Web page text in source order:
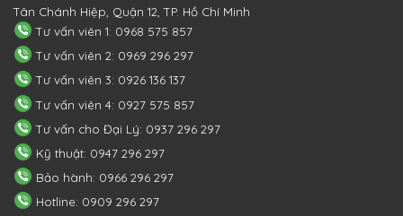
Tân Chánh Hiệp, Quận 12, TP. Hồ Chí Minh
Tư vấn viên 1: 0968 575 857
Tư vấn viên 2: 0969 296 297
Tư vấn viên 3: 0926 136 137
Tư vấn viên 4: 0927 575 857
Tư vấn cho Đại Lý: 0937 296 297
Kỹ thuật: 0947 296 297
Bảo hành: 0966 296 297
Hotline: 0909 296 297